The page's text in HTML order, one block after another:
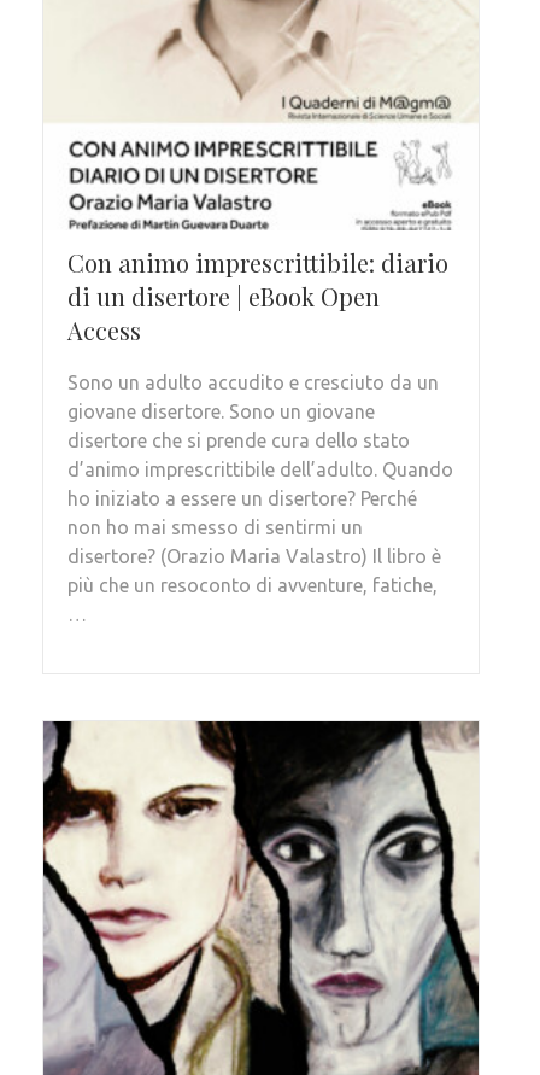
Con animo imprescrittibile: diario
di un disertore | eBook Open
Access
Sono un adulto accudito e cresciuto da un
giovane disertore. Sono un giovane
disertore che si prende cura dello stato
d’animo imprescrittibile dell’adulto. Quando
ho iniziato a essere un disertore? Perché
non ho mai smesso di sentirmi un
disertore? (Orazio Maria Valastro) Il libro è
più che un resoconto di avventure, fatiche,
…